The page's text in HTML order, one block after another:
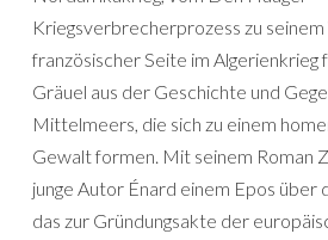
Kriegsverbrecherprozess zu
französischer Seite im
Gräuel aus der Geschichte und
Mittelmeers, die sich zu einem
Gewalt formen. Mit seinem Roman
junge Autor Énard einem Epos über
das zur Gründungsakte der